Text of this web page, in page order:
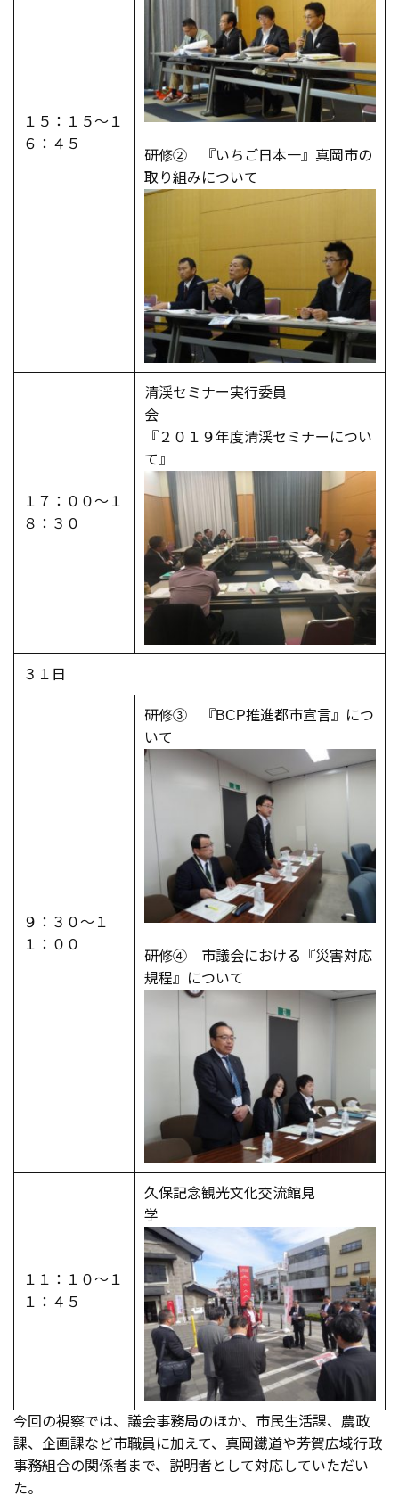
１５：１５～１
６：４５
研修② 『いちご日本一』真岡市の
取り組みについて
１７：００～１
８：３０
清渓セミナー実行委員
会
『２０１９年度清渓セミナーについ
て』
３１日
９：３０～１
１：００
研修③ 『BCP推進都市宣言』につ
いて
研修④ 市議会における『災害対応
規程』について
１１：１０～１
１：４５
久保記念観光文化交流館見
学
今回の視察では、議会事務局のほか、市民生活課、農政
課、企画課など市職員に加えて、真岡鐵道や芳賀広域行政
事務組合の関係者まで、説明者として対応していただい
た。